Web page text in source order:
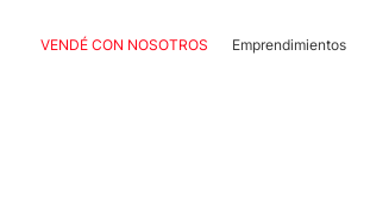
VENDÉ CON NOSOTROS Emprendimientos